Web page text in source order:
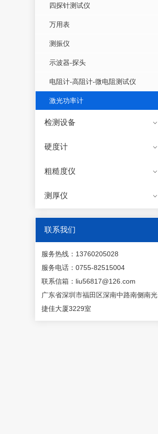
四探针测试仪
万用表
测振仪
示波器-探头
电阻计-高阻计-微电阻测试仪
激光功率计
检测设备
硬度计
粗糙度仪
测厚仪
联系我们
服务热线：13760205028
服务电话：0755-82515004
联系信箱：liu56817@126.com
广东省深圳市福田区深南中路南侧南光
捷佳大厦3229室